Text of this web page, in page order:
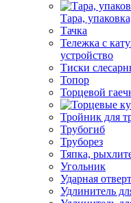
Тара,
Тачка
Тележка с
устройство
Тиски
Топор
Торцевой
Тройник для
Трубогиб
Труборез
Тяпка,
Угольник
Ударная
Удлинитель